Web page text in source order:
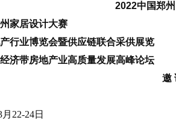
2022中国郑
家居设计大赛
行业博览会暨供应链联合采供展览
济带房地产业高质量发展高峰论坛
邀
22-24日